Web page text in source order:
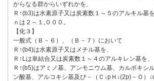
からなる群からいずれかを、
Ｒ↑(b3)は水素原子又は炭素数１～５のアルキル基を
ｎは２～１,０００。
【化３】
一般式（Ｂ－６）、（Ｂ－７）において
Ｒ↑(b4)は水素原子又はメチル基を、
Ｒ↑Lは単結合又は炭素数１～４のアルキレン基を、
Ｒ↑(b5)はアミノ基、アンモニウム基、カルボキシ
ン酸基、アルコキシ基及び－（Ｃ↓pＨ↓(2p)－Ｏ）